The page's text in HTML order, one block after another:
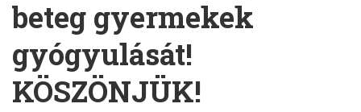
beteg gyermekek
gyógyulását!
KÖSZÖNJÜK!